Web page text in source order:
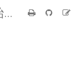
Re：从零开始的异世界生活